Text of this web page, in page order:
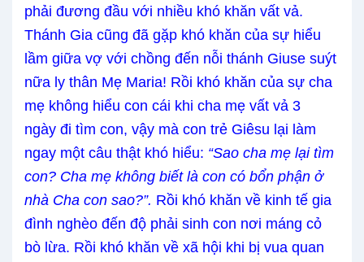
phải đương đầu với nhiều khó khăn vất vả.
Thánh Gia cũng đã gặp khó khăn của sự hiểu
lầm giữa vợ với chồng đến nỗi thánh Giuse suýt
nữa ly thân Mẹ Maria! Rồi khó khăn của sự cha
mẹ không hiểu con cái khi cha mẹ vất vả 3
ngày đi tìm con, vậy mà con trẻ Giêsu lại làm
ngay một câu thật khó hiểu: “Sao cha mẹ lại tìm
con? Cha mẹ không biết là con có bổn phận ở
nhà Cha con sao?”. Rồi khó khăn về kinh tế gia
đình nghèo đến độ phải sinh con nơi máng cỏ
bò lừa. Rồi khó khăn về xã hội khi bị vua quan